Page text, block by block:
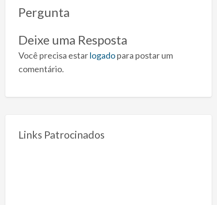
Pergunta
Deixe uma Resposta
Você precisa estarlogadopara postar um
comentário.
Links Patrocinados